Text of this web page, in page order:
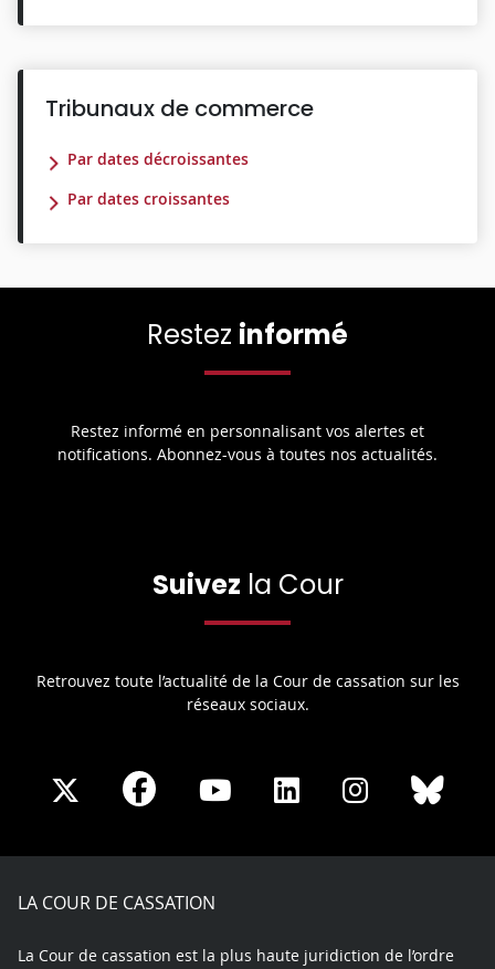
Tribunaux de commerce
Par dates décroissantes
Par dates croissantes
Restez informé
Restez informé en personnalisant vos alertes et
notifications. Abonnez-vous à toutes nos actualités.
Suivez la Cour
Retrouvez toute l’actualité de la Cour de cassation sur les
réseaux sociaux.
Share
X
Share
Facebook
Share
Youtube
Share
LinkedIn
Share
Instagram
LA COUR DE CASSATION
La Cour de cassation est la plus haute juridiction de l’ordre